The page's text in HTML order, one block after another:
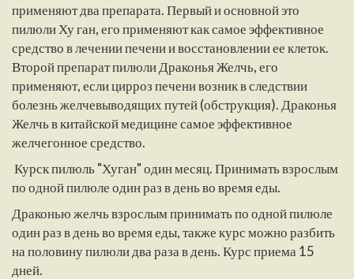
применяют два препарата. Первый и основной это
пилюли Ху ган, его применяют как самое эффективное
средство в лечении печени и восстановлении ее клеток.
Второй препарат пилюли Драконья Желчь, его
применяют, если цирроз печени возник в следствии
болезнь желчевыводящих путей (обструкция). Драконья
Желчь в китайской медицине самое эффективное
желчегонное средство.
Курск пилюль "Хуган" один месяц. Принимать взрослым
по одной пилюле один раз в день во время еды.
Драконью желчь взрослым принимать по одной пилюле
один раз в день во время еды, также курс можно разбить
на половину пилюли два раза в день. Курс приема 15
дней.